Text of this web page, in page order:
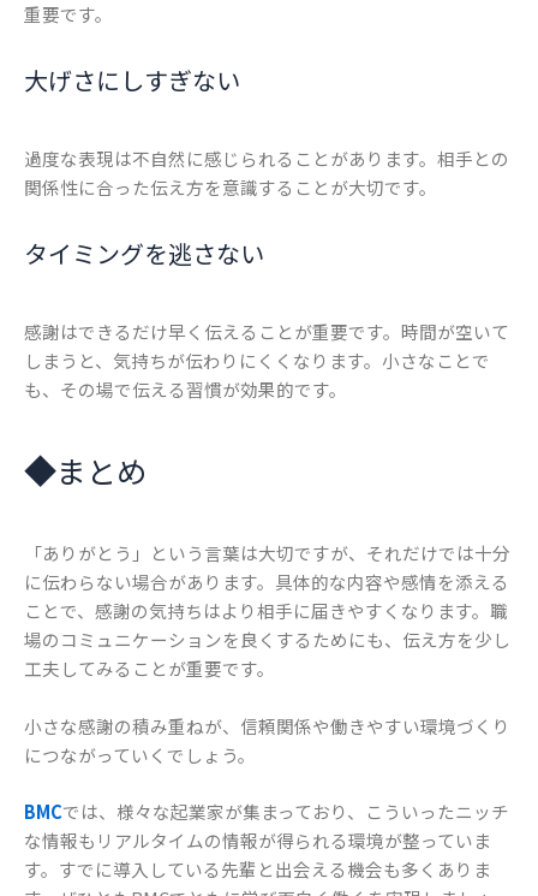
重要です。
大げさにしすぎない
過度な表現は不自然に感じられることがあります。相手との
関係性に合った伝え方を意識することが大切です。
タイミングを逃さない
感謝はできるだけ早く伝えることが重要です。時間が空いて
しまうと、気持ちが伝わりにくくなります。小さなことで
も、その場で伝える習慣が効果的です。
◆まとめ
「ありがとう」という言葉は大切ですが、それだけでは十分
に伝わらない場合があります。具体的な内容や感情を添える
ことで、感謝の気持ちはより相手に届きやすくなります。職
場のコミュニケーションを良くするためにも、伝え方を少し
工夫してみることが重要です。
小さな感謝の積み重ねが、信頼関係や働きやすい環境づくり
につながっていくでしょう。
BMCでは、様々な起業家が集まっており、こういったニッチ
な情報もリアルタイムの情報が得られる環境が整っていま
す。すでに導入している先輩と出会える機会も多くありま